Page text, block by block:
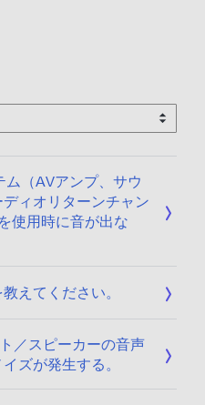
（AVアンプ、サウ
ィオリターンチャン
使用時に音が出な
えてください。
／スピーカーの音声
ズが発生する。